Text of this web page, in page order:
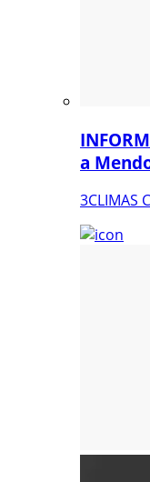
a
3CLIMAS